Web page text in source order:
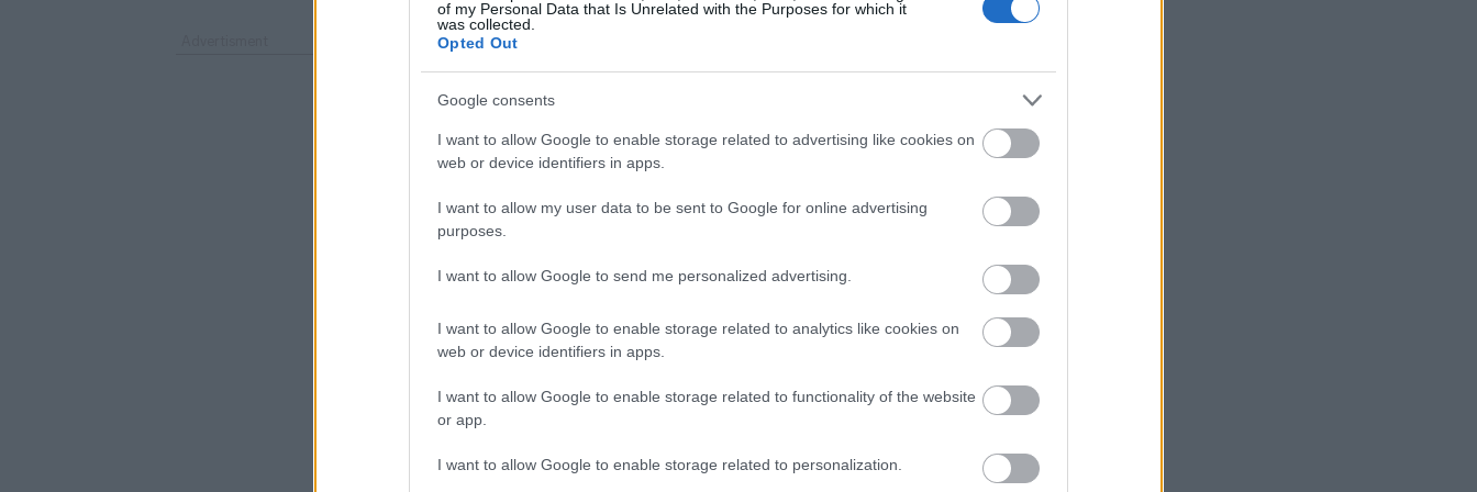
of my Personal Data that Is Unrelated with the Purposes for which it
was collected.
Opted Out
Google consents
I want to allow Google to enable storage related to advertising like cookies on
web or device identifiers in apps.
I want to allow my user data to be sent to Google for online advertising
purposes.
I want to allow Google to send me personalized advertising.
I want to allow Google to enable storage related to analytics like cookies on
web or device identifiers in apps.
I want to allow Google to enable storage related to functionality of the website
or app.
I want to allow Google to enable storage related to personalization.
ενεργοποίηση της Κυβερνητικής
16:23 Γερμανία: Πυρομαχικά μετέφερε το
ουκρανικό αεροσκάφος κοντά στο
ΕΕ: «Παραμένουμε ευάλωτοι αν οι
την καλή θέληση γειτονικών χωρών»
Αντικύθηρα: Ένας αυθεντικός
Ο ΟΤΕ στους δείκτες FTSE4Good για
Commerzbank: Προχωρά σε buyback
με την UniCredit
κύμα καύσωνα